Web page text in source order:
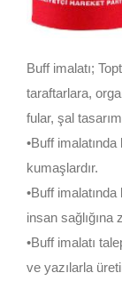
Buff imalatı;
taraftarlara,
fular, şal
•Buff
kumaşlardır.
•Buff
insan
•Buff imalatı
ve yazılarla